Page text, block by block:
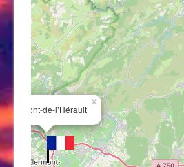
Clermont-de-l’Hérault
×